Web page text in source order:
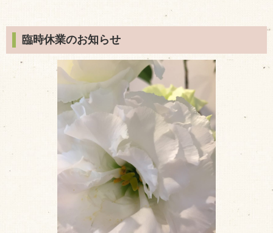
臨時休業のお知らせ